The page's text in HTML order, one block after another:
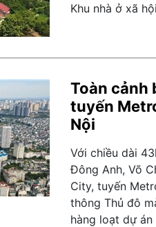
Khu nhà ở xã
Toàn cảnh
tuyến
Nội
Với chiều dài
Đông Anh, Võ
City, tuyến
thông Thủ đô
hàng loạt dự